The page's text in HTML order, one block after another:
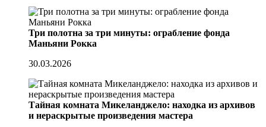
Три полотна за три минуты: ограбление фонда
Маньяни Рокка
30.03.2026
Тайная комната Микеланджело: находка из архивов
и нераскрытые произведения мастера